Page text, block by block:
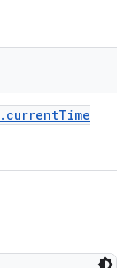
. currentTime